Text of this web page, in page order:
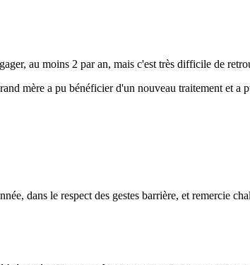
au moins 2 par an, mais c'est très difficile de
mère a pu bénéficier d'un nouveau traitement et a
dans le respect des gestes barrière, et remercie